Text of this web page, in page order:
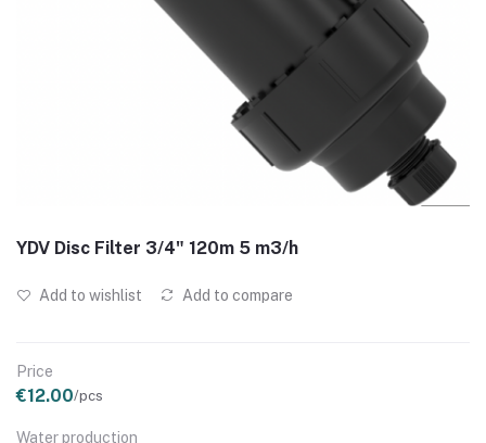
YDV Disc Filter 3/4" 120m 5 m3/h
Add to wishlist Add to compare
Price
€12.00/pcs
Water production